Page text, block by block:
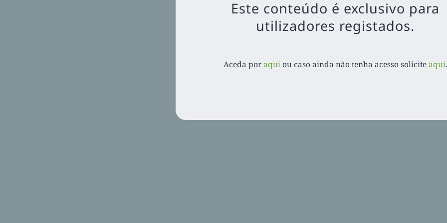
Este conteúdo é exclusivo para
utilizadores registados.
Aceda poraquiou caso ainda não tenha acesso soliciteaqui.